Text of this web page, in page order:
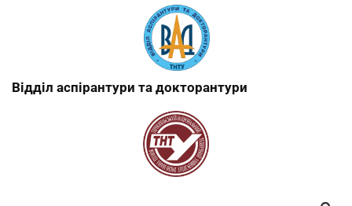
Відділ аспірантури та докторантури